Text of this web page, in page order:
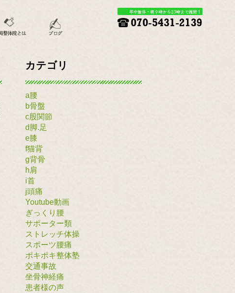
カテゴリ
a腰
b骨盤
c股関節
d脚.足
e膝
f猫背
g背骨
h肩
i首
j頭痛
Youtube動画
ぎっくり腰
サポーター類
ストレッチ体操
スポーツ腰痛
ポキポキ整体塾
交通事故
坐骨神経痛
患者様の声